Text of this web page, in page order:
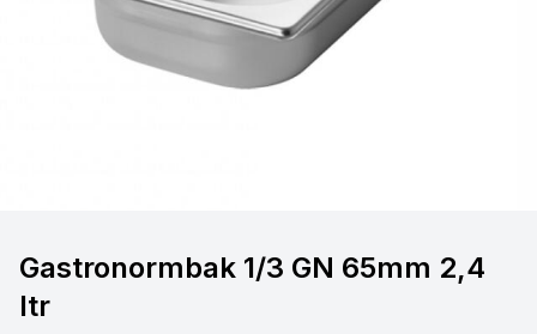
Gastronormbak 1/3 GN 65mm 2,4
ltr